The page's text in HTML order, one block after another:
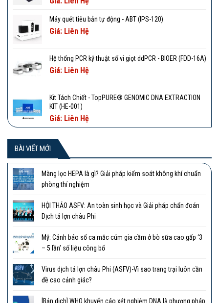
Máy quét tiêu bản tự động - ABT (IPS-120)
Giá: Liên Hệ
Hệ thống PCR kỹ thuật số vi giọt ddPCR - BIOER (FDD-16A)
Giá: Liên Hệ
Kit Tách Chiết - TopPURE® GENOMIC DNA EXTRACTION
KIT (HE-001)
Giá: Liên Hệ
BÀI VIẾT MỚI
Màng lọc HEPA là gì? Giải pháp kiểm soát không khí chuẩn
phòng thí nghiệm
HỘI THẢO ASFV: An toàn sinh học và Giải pháp chẩn đoán
Dịch tả lợn châu Phi
Mỹ: Cảnh báo số ca mắc cúm gia cầm ở bò sữa cao gấp ‘3
– 5 lần’ số liệu công bố
Virus dịch tả lợn châu Phi (ASFV)-Vì sao trang trại luôn cần
đề cao cảnh giác?
[Bản dịch] WHO khuyến cáo xét nghiệm DNA là phương pháp